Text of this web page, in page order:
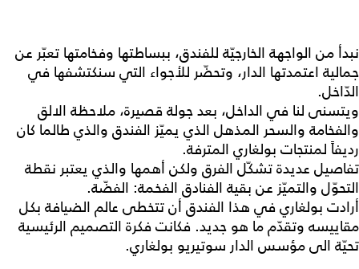
نبدأ من الواجهة الخارجيّة للفندق، ببساطتها وفخامتها تعبّر عن
جمالية اعتمدتها الدار، وتحضّر للأجواء التي سنكتشفها في
الدّاخل.
ويتسنى لنا في الداخل، بعد جولة قصيرة، ملاحظة الالق
والفخامة والسحر المذهل الذي يميّز الفندق والذي طالما كان
رديفاً لمنتجات بولغاري المترفة.
تفاصيل عديدة تشكّل الفرق ولكن أهمها والذي يعتبر نقطة
التحوّل والتميّز عن بقية الفنادق الفخمة: الفضّة.
أرادت بولغاري في هذا الفندق أن تتخطى عالم الضيافة بكل
مقاييسه وتقدّم ما هو جديد. فكانت فكرة التصميم الرئيسية
تحيّة الى مؤسس الدار سوتيريو بولغاري.